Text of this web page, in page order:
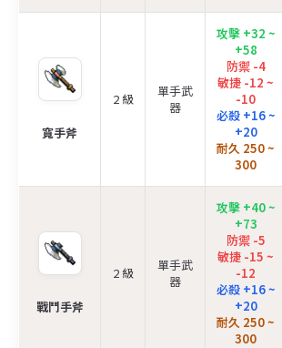
寬手斧
2 級
單手武
器
攻擊 +32 ~
+58
防禦 -4
敏捷 -12 ~
-10
必殺 +16 ~
+20
耐久 250 ~
300
戰鬥手斧
2 級
單手武
器
攻擊 +40 ~
+73
防禦 -5
敏捷 -15 ~
-12
必殺 +16 ~
+20
耐久 250 ~
300